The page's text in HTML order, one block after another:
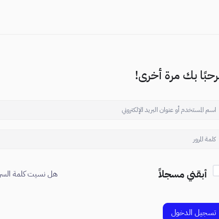
بك مرة أخرى!
أبقني مسجلاً هل نسيت كلمة
تسجيل الدخول